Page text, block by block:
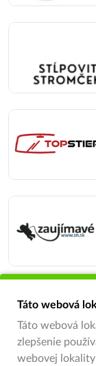
Táto webová
Táto webová
zlepšenie
webovej